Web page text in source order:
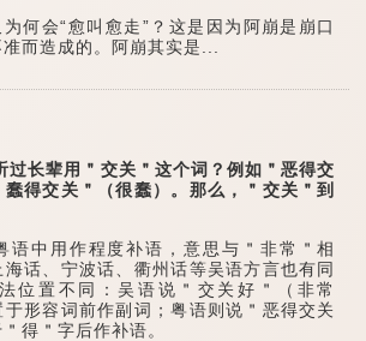
会“愈叫愈走”？这是因为阿崩是崩口
而造成的。阿崩其实是...
辈用＂交关＂这个词？例如＂恶得交
得交关＂（很蠢）。那么，＂交关＂到
中用作程度补语，意思与＂非常＂相
话、宁波话、衢州话等吴语方言也有同
位置不同：吴语说＂交关好＂（非常
形容词前作副词；粤语则说＂恶得交关
得＂字后作补语。